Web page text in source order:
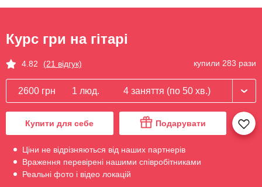
Курс гри на гітарі
4.82 (21 відгук) купили 283 рази
2600 грн 1 люд. 4 заняття (по 50 хв.)
Купити для себе Подарувати
Ціни не відрізняються від наших партнерів
Враження перевірені нашими співробітниками
Реальні фото і відео локацій